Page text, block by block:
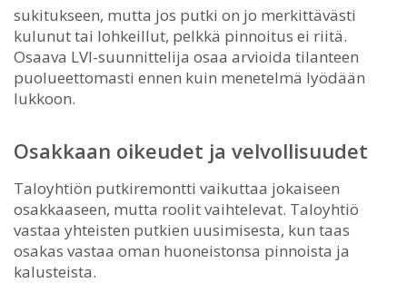
sukitukseen, mutta jos putki on jo merkittävästi
kulunut tai lohkeillut, pelkkä pinnoitus ei riitä.
Osaava LVI-suunnittelija osaa arvioida tilanteen
puolueettomasti ennen kuin menetelmä lyödään
lukkoon.
Osakkaan oikeudet ja velvollisuudet
Taloyhtiön putkiremontti vaikuttaa jokaiseen
osakkaaseen, mutta roolit vaihtelevat. Taloyhtiö
vastaa yhteisten putkien uusimisesta, kun taas
osakas vastaa oman huoneistonsa pinnoista ja
kalusteista.